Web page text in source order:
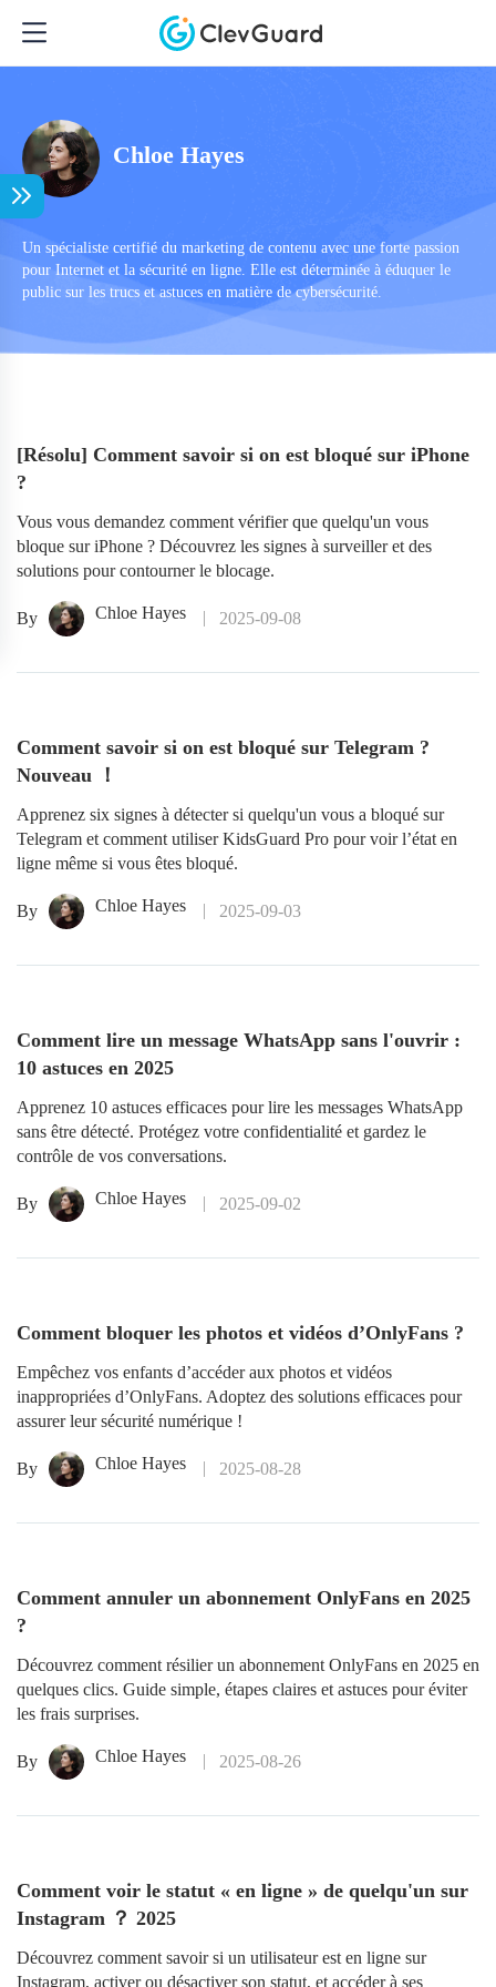
Chloe Hayes
Un spécialiste certifié du marketing de contenu avec une forte passion
pour Internet et la sécurité en ligne. Elle est déterminée à éduquer le
public sur les trucs et astuces en matière de cybersécurité.
[Résolu] Comment savoir si on est bloqué sur iPhone
?
Vous vous demandez comment vérifier que quelqu'un vous
bloque sur iPhone ? Découvrez les signes à surveiller et des
solutions pour contourner le blocage.
By Chloe Hayes 2025-09-08
Comment savoir si on est bloqué sur Telegram ?
Nouveau ！
Apprenez six signes à détecter si quelqu'un vous a bloqué sur
Telegram et comment utiliser KidsGuard Pro pour voir l’état en
ligne même si vous êtes bloqué.
By Chloe Hayes 2025-09-03
Comment lire un message WhatsApp sans l'ouvrir :
10 astuces en 2025
Apprenez 10 astuces efficaces pour lire les messages WhatsApp
sans être détecté. Protégez votre confidentialité et gardez le
contrôle de vos conversations.
By Chloe Hayes 2025-09-02
Comment bloquer les photos et vidéos d’OnlyFans ?
Empêchez vos enfants d’accéder aux photos et vidéos
inappropriées d’OnlyFans. Adoptez des solutions efficaces pour
assurer leur sécurité numérique !
By Chloe Hayes 2025-08-28
Comment annuler un abonnement OnlyFans en 2025
?
Découvrez comment résilier un abonnement OnlyFans en 2025 en
quelques clics. Guide simple, étapes claires et astuces pour éviter
les frais surprises.
By Chloe Hayes 2025-08-26
Comment voir le statut « en ligne » de quelqu'un sur
Instagram ？ 2025
Découvrez comment savoir si un utilisateur est en ligne sur
Instagram, activer ou désactiver son statut, et accéder à ses